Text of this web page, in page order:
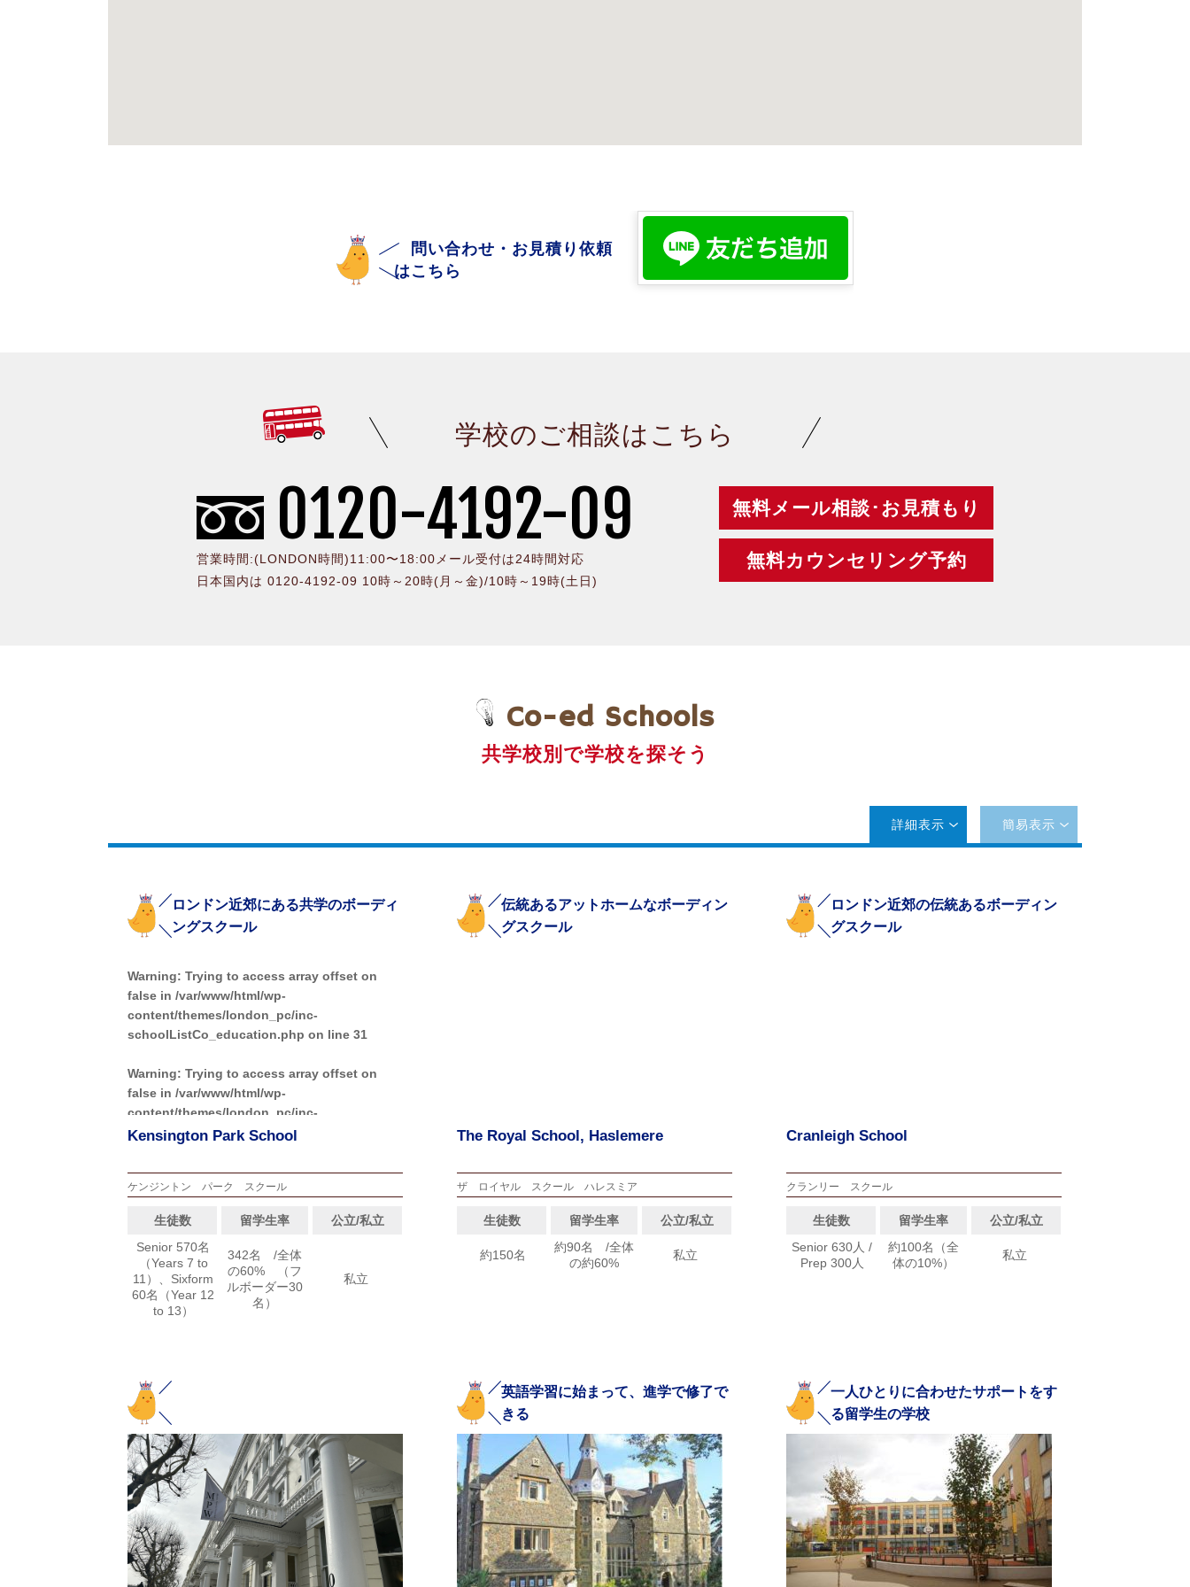
問い合わせ・お見積り依頼
はこちら
学校のご相談はこちら
0120-4192-09
営業時間:(LONDON時間)11:00〜18:00メール受付は24時間対応
日本国内は 0120-4192-09 10時～20時(月～金)/10時～19時(土日)
無料メール相談･お見積もり
無料カウンセリング予約
Co-ed Schools
共学校別で学校を探そう
詳細表示 簡易表示
ロンドン近郊にある共学のボーディ
ングスクール
Warning: Trying to access array offset on
false in/var/www/html/wp-
content/themes/london_pc/inc-
schoolListCo_education.php on line31
Warning: Trying to access array offset on
false in/var/www/html/wp-
content/themes/london_pc/inc-
schoolListCo_education.php
Warning: Trying to access array offset on
false in/var/www/html/wp-
content/themes/london_pc/inc-
schoolListCo_education.php
on line33
Warning: Trying to access array offset on
false in/var/www/html/wp-
content/themes/london_pc/inc-
Kensington Park School
ケンジントン パーク スクール
生徒数 留学生率
公立/私立
Senior 570名
（Years 7 to
11）、Sixform
60名（Year 12
to 13）
342名 /全体
の60% （フ
ルボーダー30
名）
私立
伝統あるアットホームなボーディン
グスクール
The Royal School, Haslemere
ザ ロイヤル スクール ハレスミア
生徒数 留学生率 公立/私立
約150名
約90名 /全体
の約60%
私立
ロンドン近郊の伝統あるボーディン
グスクール
Cranleigh School
クランリー スクール
生徒数 留学生率
公立/私立
Senior 630人 /
Prep 300人
約100名（全
体の10%）
私立
英語学習に始まって、進学で修了で
きる
一人ひとりに合わせたサポートをす
る留学生の学校